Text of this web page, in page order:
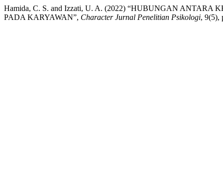
Hamida, C. S. and Izzati, U. A. (2022) “HUBUNGAN
PADA KARYAWAN”, Character Jurnal Penelitian Psikologi, 9(5),